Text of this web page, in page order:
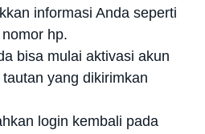
informasi Anda seperti
hp.
bisa mulai aktivasi akun
yang dikirimkan
login kembali pada